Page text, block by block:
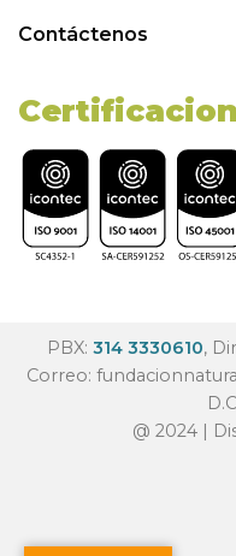
Contáctenos
PBX: 314 3330610,
Correo:
@ 2024 |